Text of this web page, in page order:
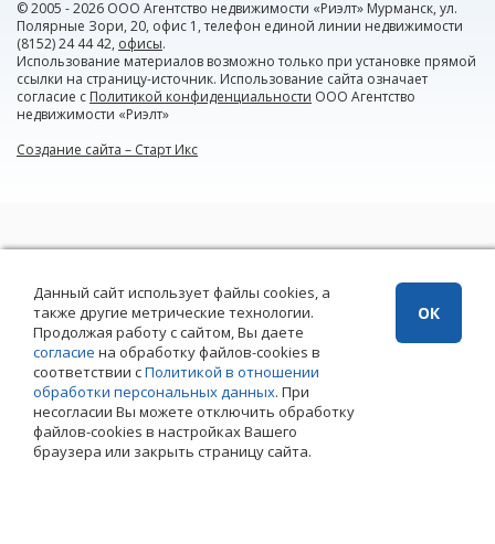
© 2005 - 2026 ООО Агентство недвижимости «Риэлт» Мурманск, ул.
Полярные Зори, 20, офис 1, телефон единой линии недвижимости
(8152) 24 44 42, офисы.
Использование материалов возможно только при установке прямой
ссылки на страницу-источник. Использование сайта означает
согласие с Политикой конфиденциальности ООО Агентство
недвижимости «Риэлт»
Создание сайта – Старт Икс
Данный сайт использует файлы cookies, а
также другие метрические технологии.
Продолжая работу с сайтом, Вы даете
согласие на обработку файлов-cookies в
соответствии сПолитикой в отношении
обработки персональных данных. При
несогласии Вы можете отключить обработку
файлов-cookies в настройках Вашего
браузера или закрыть страницу сайта.
ОК